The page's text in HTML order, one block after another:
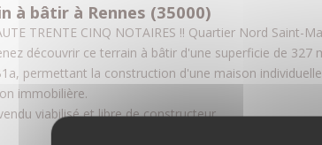
à bâtir à Rennes (35000)
TRENTE CINQ NOTAIRES !! Quartier Nord Saint-
découvrir ce terrain à bâtir d'une superficie de 327
permettant la construction d'une maison
immobilière.
viabilisé et libre de constructeur.